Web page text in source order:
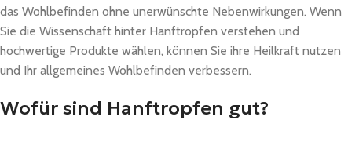
das Wohlbefinden ohne unerwünschte Nebenwirkungen. Wenn
Sie die Wissenschaft hinter Hanftropfen verstehen und
hochwertige Produkte wählen, können Sie ihre Heilkraft nutzen
und Ihr allgemeines Wohlbefinden verbessern.
Wofür sind Hanftropfen gut?